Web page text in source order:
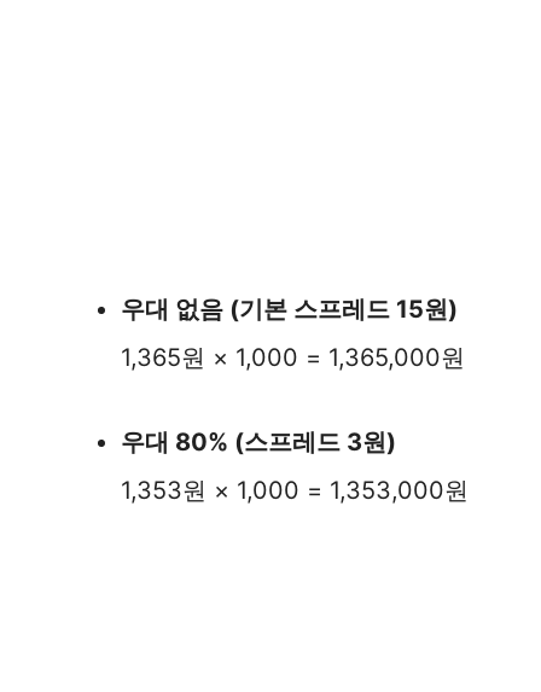
우대 없음 (기본 스프레드 15원)
1,365원 × 1,000 = 1,365,000원
우대 80% (스프레드 3원)
1,353원 × 1,000 = 1,353,000원